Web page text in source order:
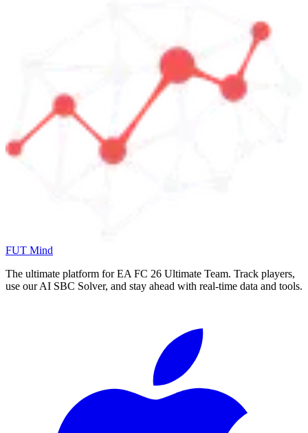
FUT Mind
The ultimate platform for EA FC 26 Ultimate Team. Track players,
use our AI SBC Solver, and stay ahead with real-time data and tools.